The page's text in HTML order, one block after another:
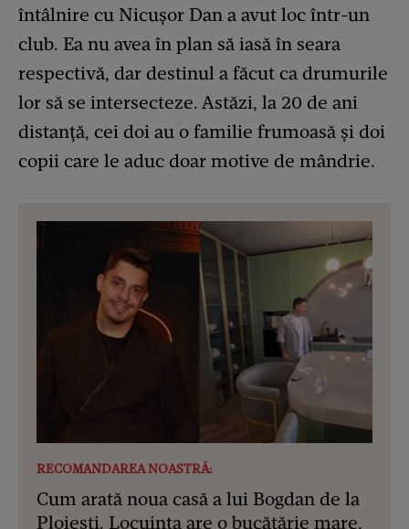
întâlnire cu Nicușor Dan a avut loc într-un
club. Ea nu avea în plan să iasă în seara
respectivă, dar destinul a făcut ca drumurile
lor să se intersecteze. Astăzi, la 20 de ani
distanță, cei doi au o familie frumoasă și doi
copii care le aduc doar motive de mândrie.
RECOMANDAREA NOASTRĂ:
Cum arată noua casă a lui Bogdan de la
Ploiești. Locuința are o bucătărie mare,